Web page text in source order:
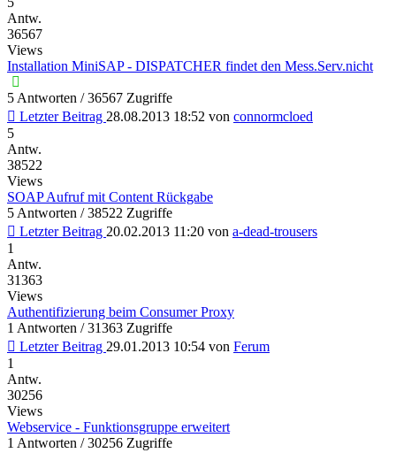
Antw.
36567
Views
Installation MiniSAP - DISPATCHER findet den Mess.Serv.nicht
5 Antworten / 36567 Zugriffe
Letzter Beitrag 28.08.2013 18:52 von connormcloed
5
Antw.
38522
Views
SOAP Aufruf mit Content Rückgabe
5 Antworten / 38522 Zugriffe
Letzter Beitrag 20.02.2013 11:20 von a-dead-trousers
1
Antw.
31363
Views
Authentifizierung beim Consumer Proxy
1 Antworten / 31363 Zugriffe
Letzter Beitrag 29.01.2013 10:54 von Ferum
1
Antw.
30256
Views
Webservice - Funktionsgruppe erweitert
1 Antworten / 30256 Zugriffe